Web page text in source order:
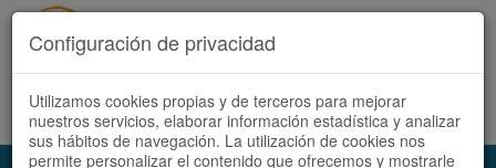
Acceder Registrate ahora Español | Català
Configuración de privacidad
Utilizamos cookies propias y de terceros para mejorar
nuestros servicios, elaborar información estadística y analizar
sus hábitos de navegación. La utilización de cookies nos
permite personalizar el contenido que ofrecemos y mostrarle